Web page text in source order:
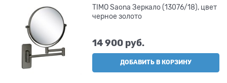
TIMO Saona Зеркало (13076/18), цвет
черное золото
14 900 руб.
ДОБАВИТЬ В КОРЗИНУ